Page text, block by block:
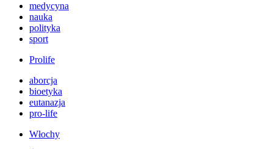
medycyna
nauka
polityka
sport
Prolife
aborcja
bioetyka
eutanazja
pro-life
Włochy